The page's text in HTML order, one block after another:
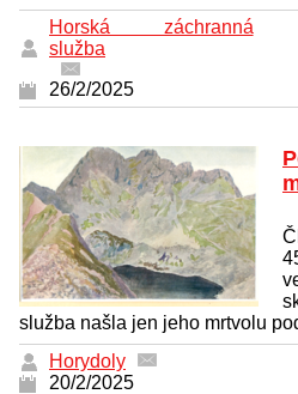
Horská záchranná
služba
26/2/2025
služba našla jen jeho mrtvolu
Horydoly
20/2/2025